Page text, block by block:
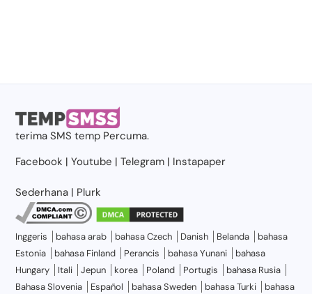
terimaSMS temp Percuma.
Facebook |Youtube |Telegram | Instapaper
Sederhana | Plurk
Inggeris bahasa arab bahasa Czech Danish Belanda
bahasa
Estonia
bahasa Finland Perancis bahasa Yunani
bahasa
Hungary
Itali Jepun korea Poland Portugis
bahasa Rusia
Bahasa Slovenia
Español bahasa Sweden bahasa Turki
bahasa